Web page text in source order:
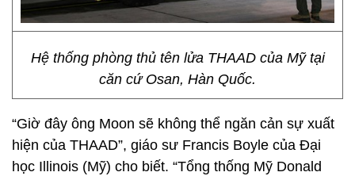
Hệ thống phòng thủ tên lửa THAAD của Mỹ tại
căn cứ Osan, Hàn Quốc.
“Giờ đây ông Moon sẽ không thể ngăn cản sự xuất
hiện của THAAD”, giáo sư Francis Boyle của Đại
học Illinois (Mỹ) cho biết. “Tổng thống Mỹ Donald